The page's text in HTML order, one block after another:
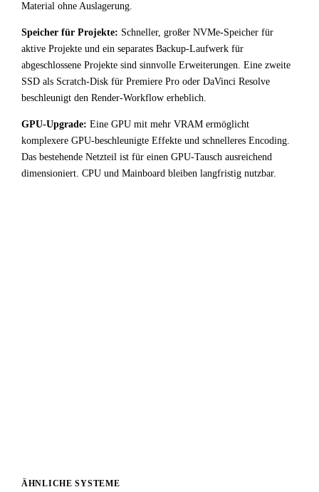
Material ohne Auslagerung.
Speicher für Projekte: Schneller, großer NVMe-Speicher für
aktive Projekte und ein separates Backup-Laufwerk für
abgeschlossene Projekte sind sinnvolle Erweiterungen. Eine zweite
SSD als Scratch-Disk für Premiere Pro oder DaVinci Resolve
beschleunigt den Render-Workflow erheblich.
GPU-Upgrade: Eine GPU mit mehr VRAM ermöglicht
komplexere GPU-beschleunigte Effekte und schnelleres Encoding.
Das bestehende Netzteil ist für einen GPU-Tausch ausreichend
dimensioniert. CPU und Mainboard bleiben langfristig nutzbar.
ÄHNLICHE SYSTEME